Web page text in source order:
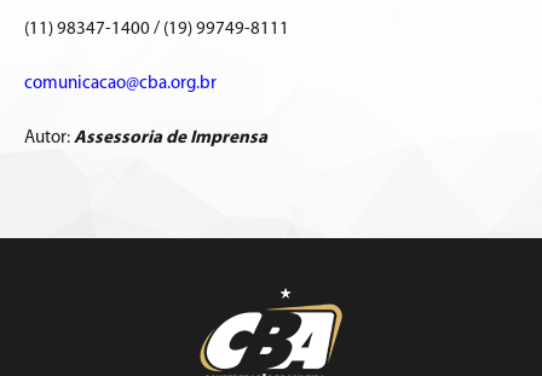
(11) 98347-1400 / (19) 99749-8111
comunicacao@cba.org.br
Autor: Assessoria de Imprensa